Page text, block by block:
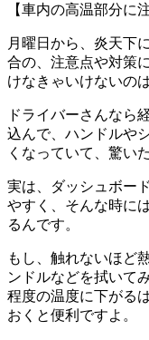
【車内の高温部分に
月曜日から、炎天下
合の、注意点や対策
けなきゃいけないの
ドライバーさんなら
込んで、ハンドルや
くなっていて、驚い
実は、ダッシュボー
やすく、そんな時に
るんです。
もし、触れないほど
ンドルなどを拭いて
程度の温度に下がる
おくと便利ですよ。